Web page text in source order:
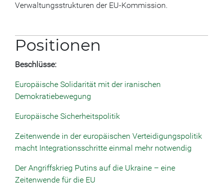
Verwaltungsstrukturen der EU-Kommission.
Positionen
Beschlüsse:
Europäische Solidarität mit der iranischen
Demokratiebewegung
Europäische Sicherheitspolitik
Zeitenwende in der europäischen Verteidigungspolitik
macht Integrationsschritte einmal mehr notwendig
Der Angriffskrieg Putins auf die Ukraine – eine
Zeitenwende für die EU